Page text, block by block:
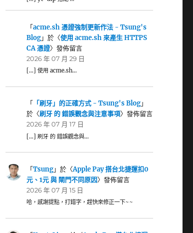
「acme.sh 憑證強制更新作法 - Tsung's
Blog」於〈使用 acme.sh 來產生 HTTPS
CA 憑證〉發佈留言
2026 年 07 月 29 日
[…] 使用 acme.sh…
「 「刷牙」的正確方式 - Tsung's Blog」
於〈刷牙 的 錯誤觀念與注意事項〉發佈留言
2026 年 07 月 17 日
[…] 刷牙 的 錯誤觀念與…
「Tsung」於〈Apple Pay 搭台北捷運扣0
元、1元 與 閘門不同原因〉發佈留言
2026 年 07 月 15 日
哈，感謝提點，打錯字，趕快來修正一下~~